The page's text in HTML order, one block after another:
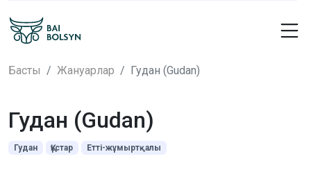
Басты Жануарлар Гудан (Gudan)
Гудан (Gudan)
Гудан Құстар Етті-жұмыртқалы